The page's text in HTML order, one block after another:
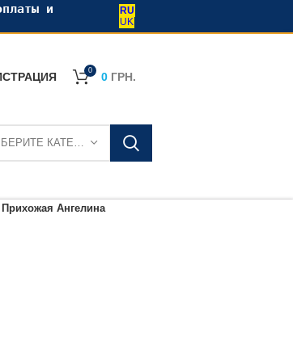
и
RU
UK
0 0 ГРН.
ВЫБЕРИТЕ КАТЕГОРИЮ
Прихожая Ангелина